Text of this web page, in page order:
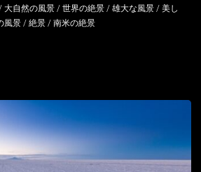
大自然の風景 /世界の絶景 /雄大な風景 /美し
風景 /絶景 /南米の絶景